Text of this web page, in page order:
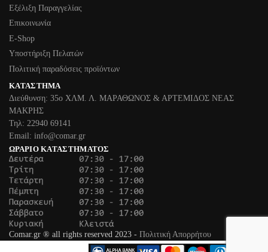
Εξέλιξη Παραγγελίας
Επικοινωνία
Ε-Shop
Υποστήριξη Πελατών
Πολιτική παραδόσεις προϊόντων
ΚΑΤΆΣΤΗΜΑ
Διεύθυνση: 35ο ΧΛΜ. Λ. ΜΑΡΑΘΩΝΟΣ & ΑΡΤΕΜΙΔΟΣ ΝΕΑΣ
ΜΑΚΡΗΣ
Τηλ: 22940 69141
Email: info@comar.gr
ΩΡΆΡΙΟ ΚΑΤΑΣΤΉΜΑΤΟΣ
Comar.gr ® all rights reserved 2023 - Πολιτική Απορρήτου